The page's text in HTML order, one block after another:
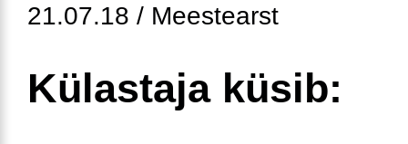
21.07.18 / Meestearst
Külastaja küsib: